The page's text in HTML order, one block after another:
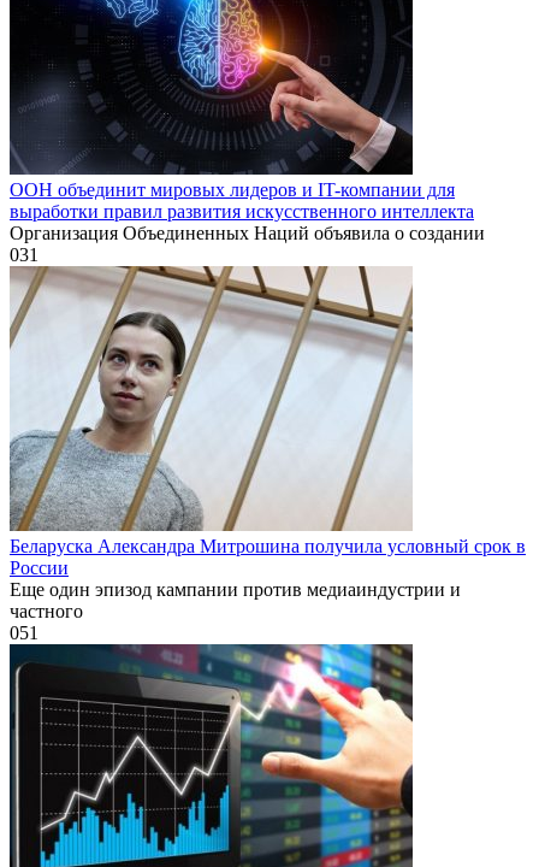
ООН объединит мировых лидеров и IT-компании для
выработки правил развития искусственного интеллекта
Организация Объединенных Наций объявила о создании
031
Беларуска Александра Митрошина получила условный срок в
России
Еще один эпизод кампании против медиаиндустрии и
частного
051